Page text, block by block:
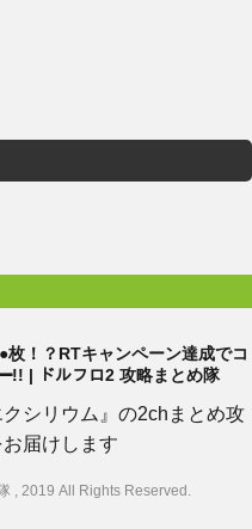
枚！？RTキャンペーン達成でコ
ドルフロ2 攻略まとめ隊
シリウム』の2chまとめ攻
届けします
, 2019 All Rights Reserved.